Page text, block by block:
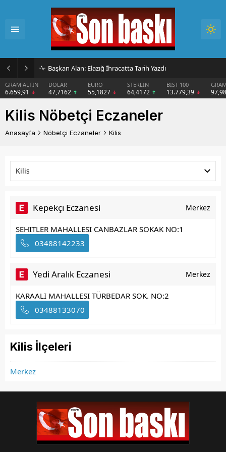
Başkan Alan: Elazığ İhracatta Tarih Yazdı
GRAM ALTIN
6.659,91
DOLAR
47,7162
EURO
55,1827
STERLİN
64,4172
BIST 100
13.779,39
Kilis Nöbetçi Eczaneler
Anasayfa Nöbetçi Eczaneler Kilis
Kilis
Kepekçı Eczanesi Merkez
SEHITLER MAHALLESI CANBAZLAR SOKAK NO:1
03488142233
Yedi Aralık Eczanesi Merkez
KARAALI MAHALLESI TÜRBEDAR SOK. NO:2
03488133070
Kilis İlçeleri
Merkez